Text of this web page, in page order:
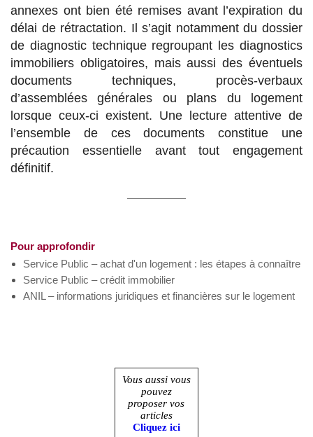
annexes ont bien été remises avant l’expiration du
délai de rétractation. Il s’agit notamment du dossier
de diagnostic technique regroupant les diagnostics
immobiliers obligatoires, mais aussi des éventuels
documents techniques, procès-verbaux
d’assemblées générales ou plans du logement
lorsque ceux-ci existent. Une lecture attentive de
l’ensemble de ces documents constitue une
précaution essentielle avant tout engagement
définitif.
Pour approfondir
Service Public – achat d'un logement : les étapes à connaître
Service Public – crédit immobilier
ANIL – informations juridiques et financières sur le logement
Vous aussi vous
pouvez
proposer vos
articles
Cliquez ici